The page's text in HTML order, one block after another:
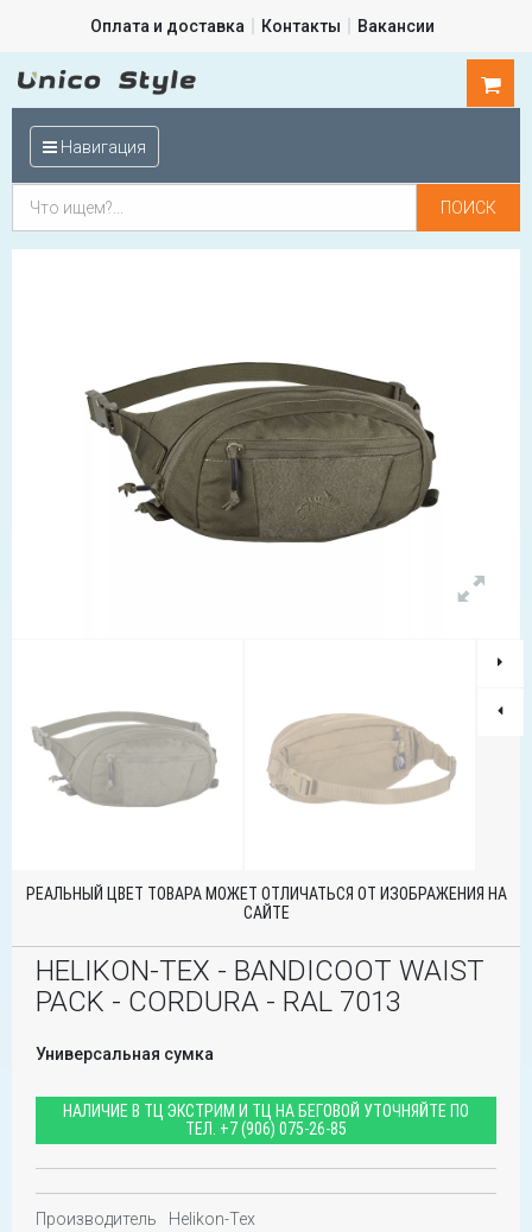
Оплата и доставка Контакты Вакансии
Навигация
РЕАЛЬНЫЙ ЦВЕТ ТОВАРА МОЖЕТ ОТЛИЧАТЬСЯ ОТ ИЗОБРАЖЕНИЯ НА
САЙТЕ
HELIKON-TEX - BANDICOOT WAIST
PACK - CORDURA - RAL 7013
Универсальная сумка
НАЛИЧИЕ В ТЦ ЭКСТРИМ И ТЦ НА БЕГОВОЙ УТОЧНЯЙТЕ ПО
ТЕЛ. +7 (906) 075-26-85
Производитель
Helikon-Tex